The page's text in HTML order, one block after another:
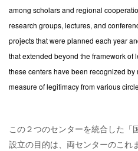
among scholars and regional
research groups, lectures, and
projects that were planned each year
that extended beyond the framework of
these centers have been recognized
measure of legitimacy from various
この２つのセンターを統合した「
設立の目的は、両センターのこれ